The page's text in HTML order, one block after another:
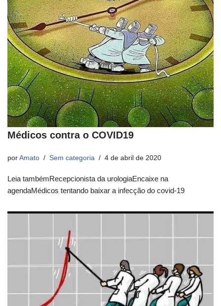
Médicos contra o COVID19
por Amato Sem categoria 4 de abril de 2020
Leia tambémRecepcionista da urologiaEncaixe na
agendaMédicos tentando baixar a infecção do covid-19